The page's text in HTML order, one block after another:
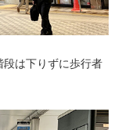
は下りずに歩行者